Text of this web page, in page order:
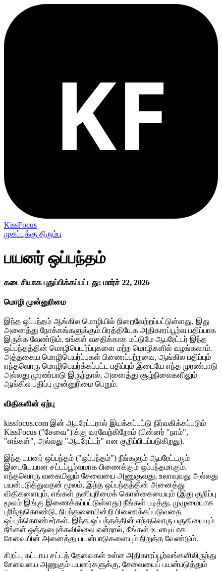
KissFocus
முகப்புக்கு திரும்பு
பயனர் ஒப்பந்தம்
கடைசியாக புதுப்பிக்கப்பட்டது: மார்ச் 22, 2026
மொழி முன்னுரிமை
இந்த ஒப்பந்தம் ஆங்கில மொழியில் நிறைவேற்றப்பட்டுள்ளது, இது
அனைத்து நோக்கங்களுக்கும் பிரத்தியேக அதிகாரப்பூர்வ பதிப்பாக
இருக்க வேண்டும். உங்கள் வசதிக்காக மட்டுமே ஆபரேட்டர் இந்த
ஒப்பந்தத்தின் மொழிபெயர்ப்புகளை மற்ற மொழிகளில் வழங்கலாம்.
அத்தகைய மொழிபெயர்ப்புகள் பிணைப்பற்றவை, ஆங்கில பதிப்பும்
எந்தவொரு மொழிபெயர்க்கப்பட்ட பதிப்பும் இடையே எந்த முரண்பாடு
அல்லது முரண்பாடு இருந்தால், அனைத்து சூழ்நிலைகளிலும்
ஆங்கில பதிப்பு முன்னுரிமை பெறும்.
விதிகளின் ஏற்பு
kissfocus.com இன் ஆபரேட்டரால் இயக்கப்பட்டு நிர்வகிக்கப்படும்
KissFocus ("சேவை") க்கு வரவேற்கிறோம் (பின்னர் "நாம்",
"எங்கள்", அல்லது "ஆபரேட்டர்" என குறிப்பிடப்படுகிறது).
இந்த பயனர் ஒப்பந்தம் ("ஒப்பந்தம்") நீங்களும் ஆபரேட்டரும்
இடையேயான சட்டப்பூர்வமாக பிணைக்கும் ஒப்பந்தமாகும்.
எந்தவொரு வகையிலும் சேவையை அணுகுவது, உலாவுவது அல்லது
பயன்படுத்துவதன் மூலம், இந்த ஒப்பந்தத்தின் அனைத்து
விதிகளையும், எங்கள் தனியுரிமைக் கொள்கையையும் (இது குறிப்பு
மூலம் இங்கு இணைக்கப்பட்டுள்ளது) நீங்கள் படித்து, முழுமையாக
புரிந்துகொண்டு, நிபந்தனையின்றி பிணைக்கப்படுவதை
ஒப்புக்கொண்டீர்கள். இந்த ஒப்பந்தத்தின் எந்தவொரு பகுதியையும்
நீங்கள் ஒத்துழைக்கவில்லை என்றால், நீங்கள் உடனடியாக
சேவையின் அனைத்து பயன்பாடுகளையும் நிறுத்த வேண்டும்.
சிறப்பு கட்டாய சட்டத் தேவைகள் உள்ள அதிகாரப்பூர்வங்களிலிருந்து
சேவையை அணுகும் பயனர்களுக்கு, சேவையைப் பயன்படுத்தும்